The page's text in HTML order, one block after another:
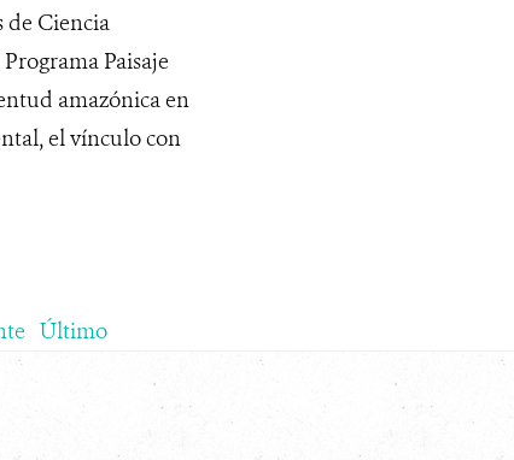
de Ciencia
Paisaje
amazónica en
el vínculo con
Último